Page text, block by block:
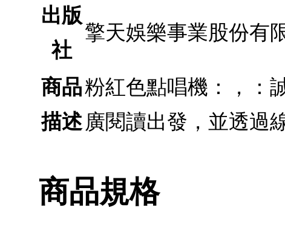
出版
社
擎天娛樂事業股份有
商品
描述
粉紅色點唱機：，：
廣閱讀出發，並透過
商品規格